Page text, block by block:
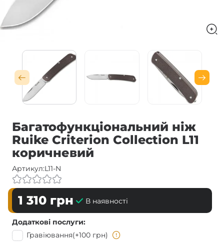
Багатофункціональний ніж
Ruike Criterion Collection L11
коричневий
Артикул:L11-N
1 310 грн В наявності
Додаткові послуги
Гравіювання(+100 грн)